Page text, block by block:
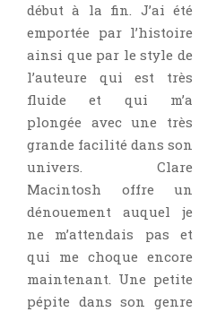
Historique
Horreur
Humour
Jeunesse
LGBT
Light Novel
Littérature Belge
Littérature Classique
Littérature Contemporaine
Littérature Étrangère
Littérature Française
début à la fin. J’ai été
emportée par l’histoire
ainsi que par le style de
l’auteure qui est très
fluide et qui m’a
plongée avec une très
grande facilité dans son
univers. Clare
Macintosh offre un
dénouement auquel je
ne m’attendais pas et
qui me choque encore
maintenant. Une petite
pépite dans son genre